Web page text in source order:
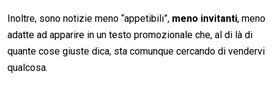
Inoltre, sono notizie meno “appetibili”, meno invitanti, meno
adatte ad apparire in un testo promozionale che, al di là di
quante cose giuste dica, sta comunque cercando di vendervi
qualcosa.